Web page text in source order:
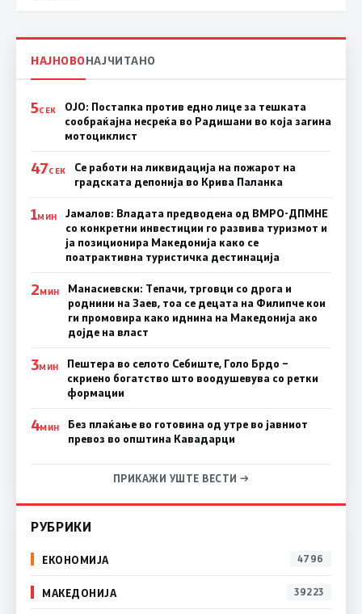
НАЈНОВОНАЈЧИТАНО
5СЕК
ОЈО: Постапка против едно лице за тешката
сообраќајна несреќа во Радишани во која загина
мотоциклист
47СЕК
Се работи на ликвидација на пожарот на
градската депонија во Крива Паланка
1МИН
Јамалов: Владата предводена од ВМРО-ДПМНЕ
со конкретни инвестиции го развива туризмот и
ја позиционира Македонија како се
поатрактивна туристичка дестинација
2МИН
Манасиевски: Тепачи, трговци со дрога и
роднини на Заев, тоа се децата на Филипче кои
ги промoвира како иднина на Македонија ако
дојде на власт
3МИН
Пештера во селото Себиште, Голо Брдо –
скриено богатство што воодушевува со ретки
формации
4МИН
Без плаќање во готовина од утре во јавниот
превоз во општина Кавадарци
ПРИКАЖИ УШТЕ ВЕСТИ →
РУБРИКИ
ЕКОНОМИЈА 4796
МАКЕДОНИЈА 39223